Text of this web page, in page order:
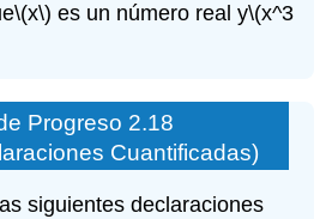
\(x\) es un número real y\(x^3
Progreso 2.18
Cuantificadas)
siguientes declaraciones